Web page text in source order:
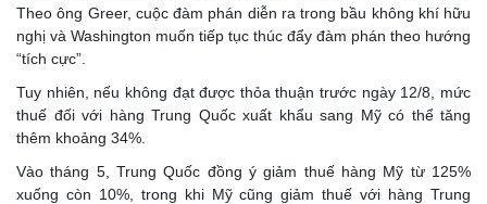
Theo ông Greer, cuộc đàm phán diễn ra trong bầu không khí hữu
nghị và Washington muốn tiếp tục thúc đẩy đàm phán theo hướng
“tích cực”.
Tuy nhiên, nếu không đạt được thỏa thuận trước ngày 12/8, mức
thuế đối với hàng Trung Quốc xuất khẩu sang Mỹ có thể tăng
thêm khoảng 34%.
Vào tháng 5, Trung Quốc đồng ý giảm thuế hàng Mỹ từ 125%
xuống còn 10%, trong khi Mỹ cũng giảm thuế với hàng Trung